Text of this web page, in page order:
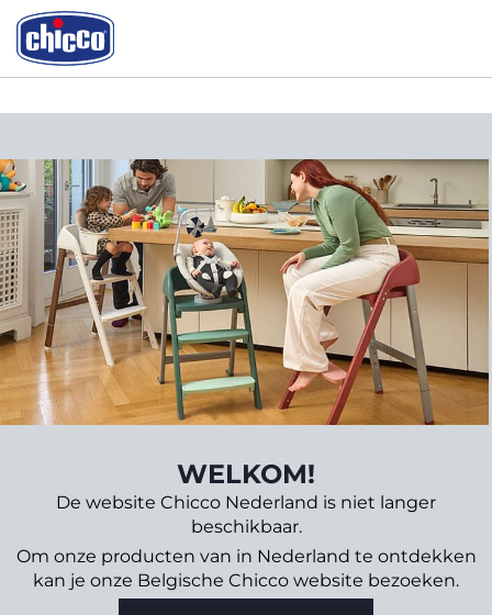
WELKOM!
De website Chicco Nederland is niet langer
beschikbaar.
Om onze producten van in Nederland te ontdekken
kan je onze Belgische Chicco website bezoeken.